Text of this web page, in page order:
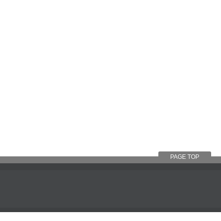
PAGE TOP